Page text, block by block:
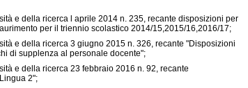
e della ricerca l aprile 2014 n. 235, recante disposizioni per
per il triennio scolastico 2014/15,2015/16,2016/17;
e della ricerca 3 giugno 2015 n. 326, recante "Disposizioni
di supplenza al personale docente";
e della ricerca 23 febbraio 2016 n. 92, recante
2";